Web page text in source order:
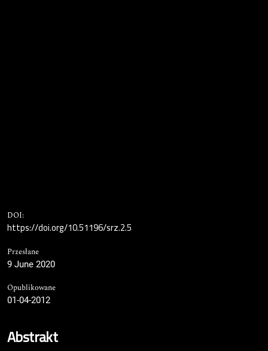
DOI:
https://doi.org/10.51196/srz.2.5
Przesłane
9 June 2020
Opublikowane
01-04-2012
Abstrakt